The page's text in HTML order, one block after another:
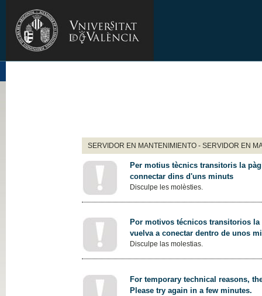
SERVIDOR EN MANTENIMIENTO - SERVIDOR EN
Per motius tècnics transitoris la
connectar dins d'uns minuts
Disculpe les molèsties.
Por motivos técnicos transitorios
vuelva a conectar dentro de unos
Disculpe las molestias.
For temporary technical reasons,
Please try again in a few minutes.